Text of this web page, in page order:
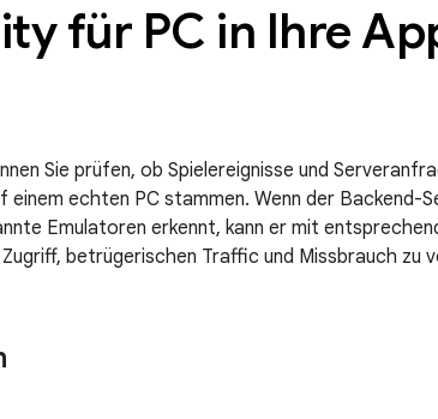
für PC in Ihre
Sie prüfen, ob Spielereignisse und
einem echten PC stammen. Wenn der Backend-
Emulatoren erkennt, kann er mit
betrügerischen Traffic und Missbrauch zu